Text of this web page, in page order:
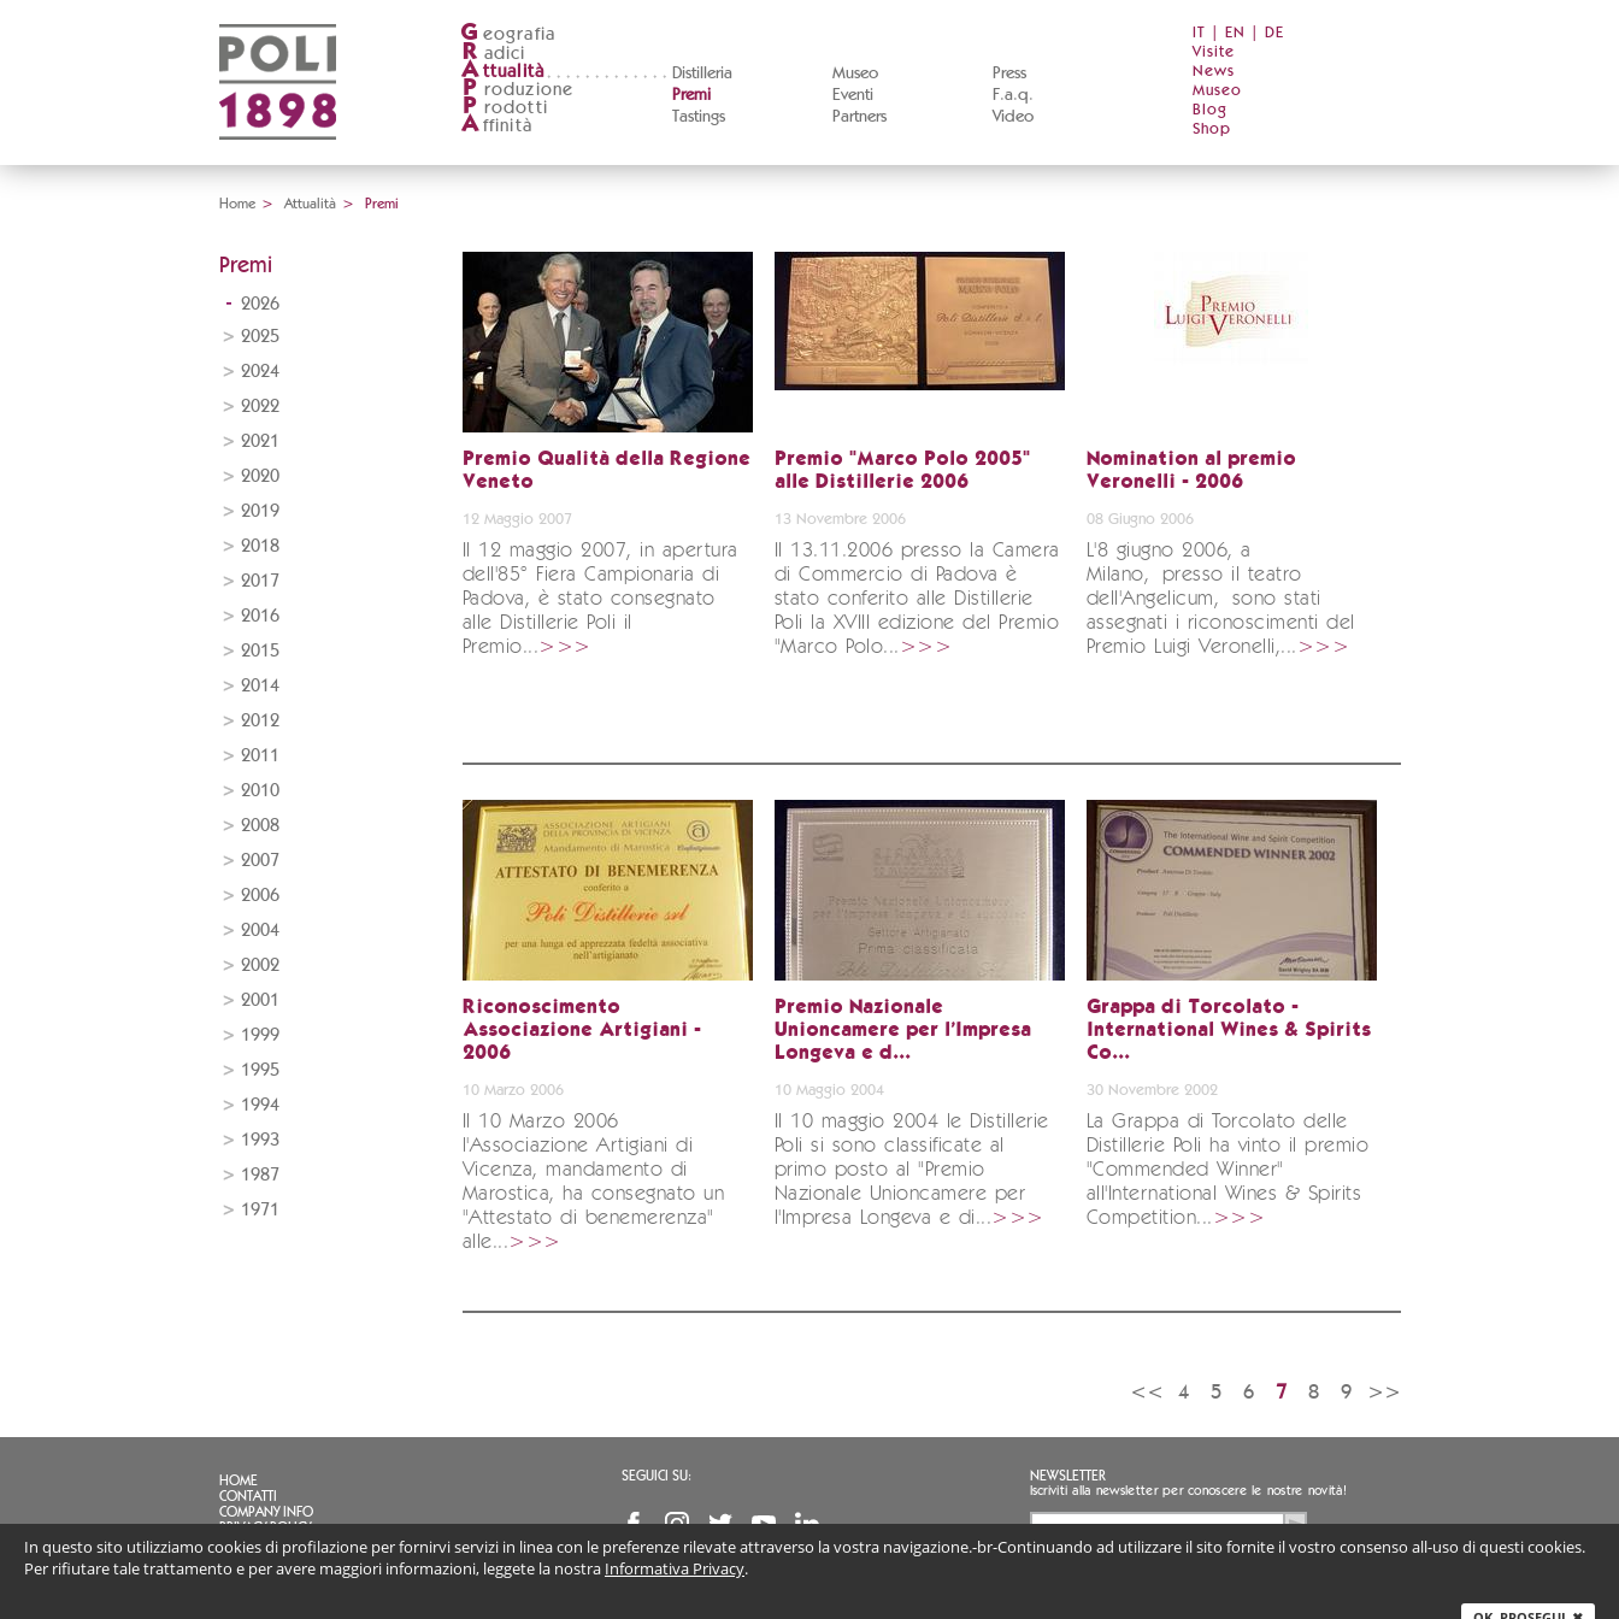
G eografia
R adici
A ttualità
Distilleria
Premi
Tastings
Museo
Eventi
Partners
Press
F.a.q.
Video
P roduzione
P rodotti
A ffinità
IT EN
DE
Visite
News
Museo
Blog
Shop
Home > Attualità > Premi
Premi
2026
2025
2024
2022
2021
2020
2019
2018
2017
2016
2015
2014
2012
2011
2010
2008
2007
2006
2004
2002
2001
1999
1995
1994
1993
1987
1971
Premio Qualità della Regione
Veneto
12 Maggio 2007
Il 12 maggio 2007, in apertura
dell'85° Fiera Campionaria di
Padova, è stato consegnato
alle Distillerie Poli il
Premio...>>>
Premio "Marco Polo 2005"
alle Distillerie 2006
13 Novembre 2006
Il 13.11.2006 presso la Camera
di Commercio di Padova è
stato conferito alle Distillerie
Poli la XVIII edizione del Premio
"Marco Polo... >>>
Nomination al premio
Veronelli - 2006
08 Giugno 2006
L'8 giugno 2006, a
Milano, presso il teatro
dell'Angelicum, sono stati
assegnati i riconoscimenti del
Premio Luigi Veronelli,... >>>
Riconoscimento
Associazione Artigiani -
2006
10 Marzo 2006
Il 10 Marzo 2006
l'Associazione Artigiani di
Vicenza, mandamento di
Marostica, ha consegnato un
"Attestato di benemerenza"
alle...>>>
Premio Nazionale
Unioncamere per l'Impresa
Longeva e d...
10 Maggio 2004
Il 10 maggio 2004 le Distillerie
Poli si sono classificate al
primo posto al "Premio
Nazionale Unioncamere per
l'Impresa Longeva e di...>>>
Grappa di Torcolato -
International Wines & Spirits
Co...
30 Novembre 2002
La Grappa di Torcolato delle
Distillerie Poli ha vinto il premio
"Commended Winner"
all'International Wines & Spirits
Competition... >>>
<< 4 5 6 7 8 9 >>
HOME
CONTATTI
COMPANY INFO
PRIVACY POLICY
FAQ
SEGUICI SU: NEWSLETTER
Iscriviti alla newsletter per conoscere le nostre novità!
Acconsento al trattamento dei miei dati personali
In questo sito utilizziamo cookies di profilazione per fornirvi servizi in linea con le preferenze rilevate attraverso la vostra navigazione.-br-Continuando ad utilizzare il sito fornite il vostro consenso all-uso di questi cookies.
Per rifiutare tale trattamento e per avere maggiori informazioni, leggete la nostra Informativa Privacy.